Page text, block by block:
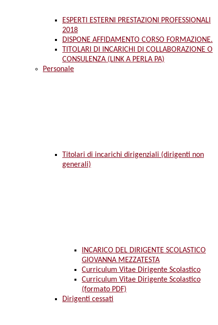
ESPERTI ESTERNI PRESTAZIONI PROFESSIONALI
2018
DISPONE AFFIDAMENTO CORSO FORMAZIONE.
TITOLARI DI INCARICHI DI COLLABORAZIONE O
CONSULENZA (LINK A PERLA PA)
Personale
Titolari di incarichi dirigenziali (dirigenti non
generali)
INCARICO DEL DIRIGENTE SCOLASTICO
GIOVANNA MEZZATESTA
Curriculum Vitae Dirigente Scolastico
Curriculum Vitae Dirigente Scolastico
(formato PDF)
Dirigenti cessati